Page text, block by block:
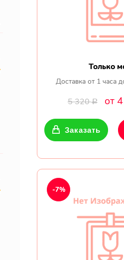
Только
Доставка от 1 часа
5 320Р от
Заказать
-7%